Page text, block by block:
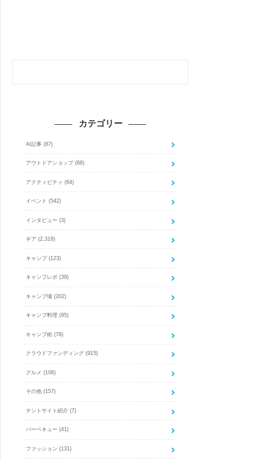
カテゴリー
AI記事 (87)
アウトドアショップ (68)
アクティビティ (64)
イベント (542)
インタビュー (3)
ギア (2,318)
キャンプ (123)
キャンプレポ (39)
キャンプ場 (202)
キャンプ料理 (95)
キャンプ術 (78)
クラウドファンディング (915)
グルメ (106)
その他 (157)
テントサイト紹介 (7)
バーベキュー (41)
ファッション (131)